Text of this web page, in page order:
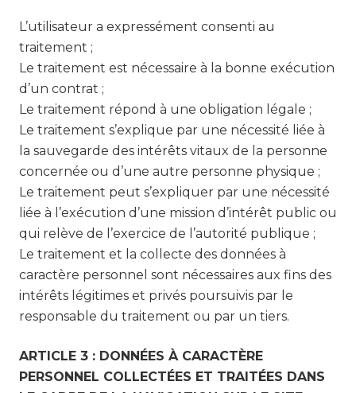
L’utilisateur a expressément consenti au
traitement ;
Le traitement est nécessaire à la bonne exécution
d’un contrat ;
Le traitement répond à une obligation légale ;
Le traitement s’explique par une nécessité liée à
la sauvegarde des intérêts vitaux de la personne
concernée ou d’une autre personne physique ;
Le traitement peut s’expliquer par une nécessité
liée à l’exécution d’une mission d’intérêt public ou
qui relève de l’exercice de l’autorité publique ;
Le traitement et la collecte des données à
caractère personnel sont nécessaires aux fins des
intérêts légitimes et privés poursuivis par le
responsable du traitement ou par un tiers.
ARTICLE 3 : DONNÉES À CARACTÈRE
PERSONNEL COLLECTÉES ET TRAITÉES DANS